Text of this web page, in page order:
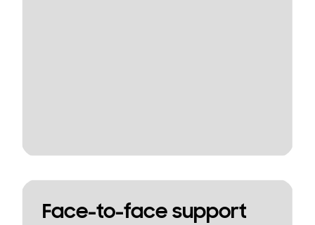
Face-to-face support